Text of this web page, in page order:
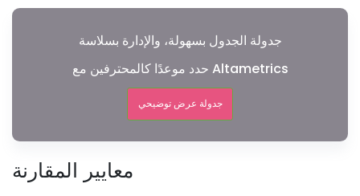
جدولة الجدول بسهولة، والإدارة بسلاسة
حدد موعدًا كالمحترفين مع Altametrics
جدولة عرض توضيحي
معايير المقارنة